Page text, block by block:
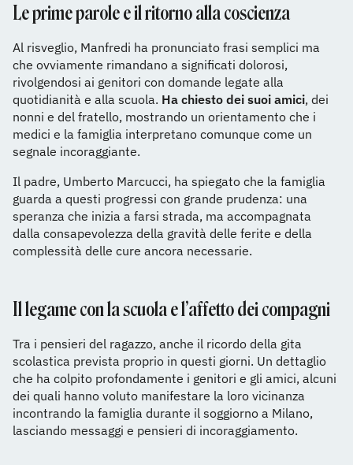
Le prime parole e il ritorno alla coscienza
Al risveglio, Manfredi ha pronunciato frasi semplici ma
che ovviamente rimandano a significati dolorosi,
rivolgendosi ai genitori con domande legate alla
quotidianità e alla scuola. Ha chiesto dei suoi amici, dei
nonni e del fratello, mostrando un orientamento che i
medici e la famiglia interpretano comunque come un
segnale incoraggiante.
Il padre, Umberto Marcucci, ha spiegato che la famiglia
guarda a questi progressi con grande prudenza: una
speranza che inizia a farsi strada, ma accompagnata
dalla consapevolezza della gravità delle ferite e della
complessità delle cure ancora necessarie.
Il legame con la scuola e l’affetto dei compagni
Tra i pensieri del ragazzo, anche il ricordo della gita
scolastica prevista proprio in questi giorni. Un dettaglio
che ha colpito profondamente i genitori e gli amici, alcuni
dei quali hanno voluto manifestare la loro vicinanza
incontrando la famiglia durante il soggiorno a Milano,
lasciando messaggi e pensieri di incoraggiamento.